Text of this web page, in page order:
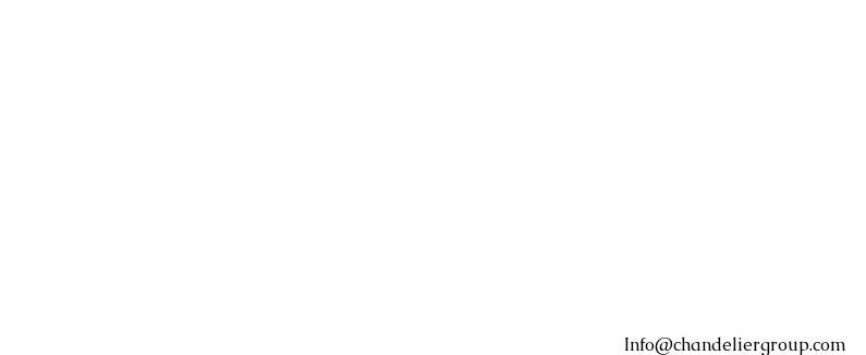
Info@chandeliergroup.com